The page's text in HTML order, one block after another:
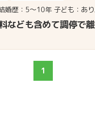
歴：5～10年 子ども：あ
なども含めて調停で
1